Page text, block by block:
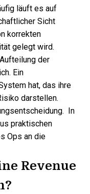
läuft es auf
Sicht
korrekten
gelegt wird.
der
Ein
hat, das ihre
darstellen.
In
praktischen
Ops an die
Revenue